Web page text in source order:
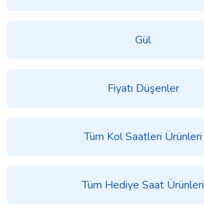
Gül
Fiyatı Düşenler
Tüm Kol Saatleri Ürünleri
Tüm Hediye Saat Ürünleri